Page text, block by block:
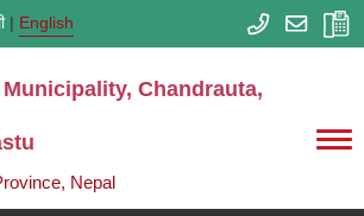
English
Chandrauta,
Nepal